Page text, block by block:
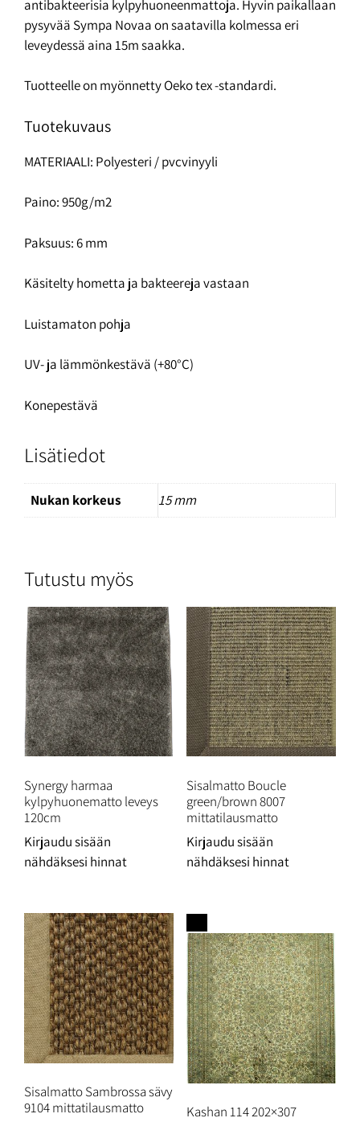
antibakteerisia kylpyhuoneenmattoja. Hyvin paikallaan
pysyvää Sympa Novaa on saatavilla kolmessa eri
leveydessä aina 15m saakka.
Tuotteelle on myönnetty Oeko tex -standardi.
Tuotekuvaus
MATERIAALI: Polyesteri / pvcvinyyli
Paino: 950g/m2
Paksuus: 6 mm
Käsitelty hometta ja bakteereja vastaan
Luistamaton pohja
UV- ja lämmönkestävä (+80°C)
Konepestävä
Lisätiedot
Nukan korkeus 15 mm
Tutustu myös
Synergy harmaa
kylpyhuonematto leveys
120cm
Kirjaudu sisään
nähdäksesi hinnat
Sisalmatto Boucle
green/brown 8007
mittatilausmatto
Kirjaudu sisään
nähdäksesi hinnat
Sisalmatto Sambrossa sävy
9104 mittatilausmatto
Kashan 114 202×307